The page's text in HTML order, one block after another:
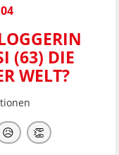
(63) DIE
WELT?
😥 👏